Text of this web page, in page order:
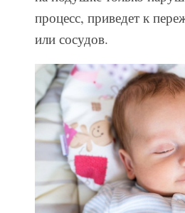
процесс, приведет к
или сосудов.